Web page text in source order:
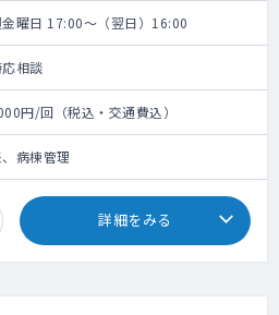
金曜日 17:00～（翌日）16:00
相談
円/回（税込・交通費込）
病棟管理
詳細をみる